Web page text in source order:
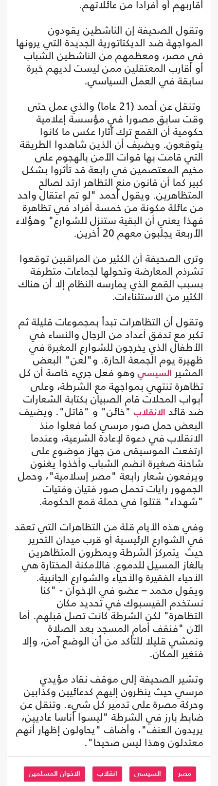
أقاربهم أو أفرادا من عائلاتهم.
وتقول الصحيفة إن الناشطين يقودون
المواجهة ضد الديكتاتورية الجديدة التي يرونها
في مصر، ومعظمهم من الناشطين الشباب
أو أقارب المعتقلين ممن ليست لديهم خبرة
سابقة في العمل السياسي.
وتنقل عن أحمد (21 عاما) والذي عمل حتى
وقت سابق مصورا في مؤسسة إعلامية
حكومية أن القمع ترك آثارا عكس ما كانوا
يتوقعون. ويضيف أن الذين شاهدوا الطريقة
التي قامت بها قوات الأمن بالهجوم على
مخيم المعتصمين في رابعة قد تأثروا بشكل
كبير كما أن قانون منع التظاهر ارتد لصالح
المتظاهرين. ويقول أحمد "لو تم اعتقال واحد
من عائلة مكونة من خمسة أفراد في تظاهرة
فهذا يعني أن البقية ستنزل للشوارع" وهؤلاء
الأربعة يجلبون معهم 20 أخرين.
وترى الصحيفة أن الكثير من المراقبين توقعوا
تشرذم المعارضة وتحولها لجماعات متطرفة
بسبب القمع الذي يمارسه النظام إلا أن هناك
الكثير من الاستثناءات.
وتقول أن التظاهرات تبدأ بمجموعات قليلة ثم
تكبر مع تدفق أعداد من الرجال والنساء في
الأطفال الذي يخرجون للشوارع المغبرة في
ظهيرة يوم الجمعة الحارة. و"لعن" البعض
المشير السيسي وهو فعل جريء خاصة أن كل
تظاهرة تنتهي بمواجهة مع الشرطة، وعلى
أبواب المحلات قام الصبيان بكتابة الشعارات
ضد قائد الانقلاب "خائن" و "قاتل". ويضيف
البعض حمل صور مرسي كما فعلوا منذ
الانقلاب في دعوة لإعادة الشرعية، وعندما
ارتفعت الموسيقى من جهاز موضوع على
شاحنة صغيرة انضم الشباب وأخذوا يغنون
ويرفعون شعار رابعة "مصر إسلامية"، وحمل
الجمهور رايات تحمل صور فتيان وفتيات
"شهداء" قتلوا في حملة قمع الحكومة.
وفي هذه الأيام قلة من التظاهرات التي تعقد
في الشوارع الرئيسية أو قرب ميدان التحرير
حيث يتمركز الشرطة ويمطرون المتظاهرين
بالغاز المسيل للدموع. فالأمكنة المختارة هي
الأحياء الفقيرة والأحياء والشوارع الجانبية.
ويقول محمد – عضو في الإخوان - "كنا
نستخدم الفيسبوك في تحديد مكان
التظاهرة" لكن الشرطة كانت تصل قبلهم. أما
الآن "فنقف أمام المسجد بعد الصلاة
ونمشي قليلا للتأكد من أن الوضع آمن، وإلا
فنغير المكان.
وتشير الصحيفة إلى موقف نقاد مؤيدي
مرسي حيث ينظرون إليهم كدعائيين وكذابين
وحركة مصرة على تدمير كل شيء. وتنقل عن
ضابط بارز في الشرطة "ليسوا أناسا عاديين،
يريدون العنف"، وأضاف "يحاولون إظهار أنهم
معتدلون وهذا ليس صحيحا".
مصر السيسي انقلاب الاخوان المسلمين